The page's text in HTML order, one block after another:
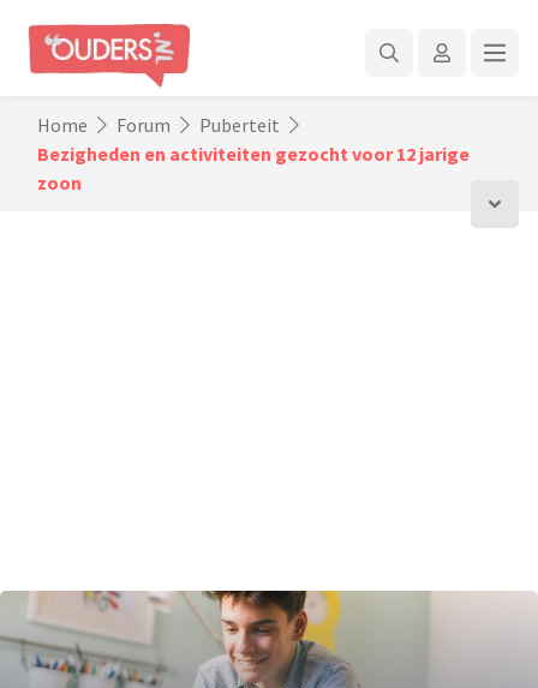
Home Forum
Puberteit
Bezigheden en activiteiten gezocht voor 12 jarige
zoon